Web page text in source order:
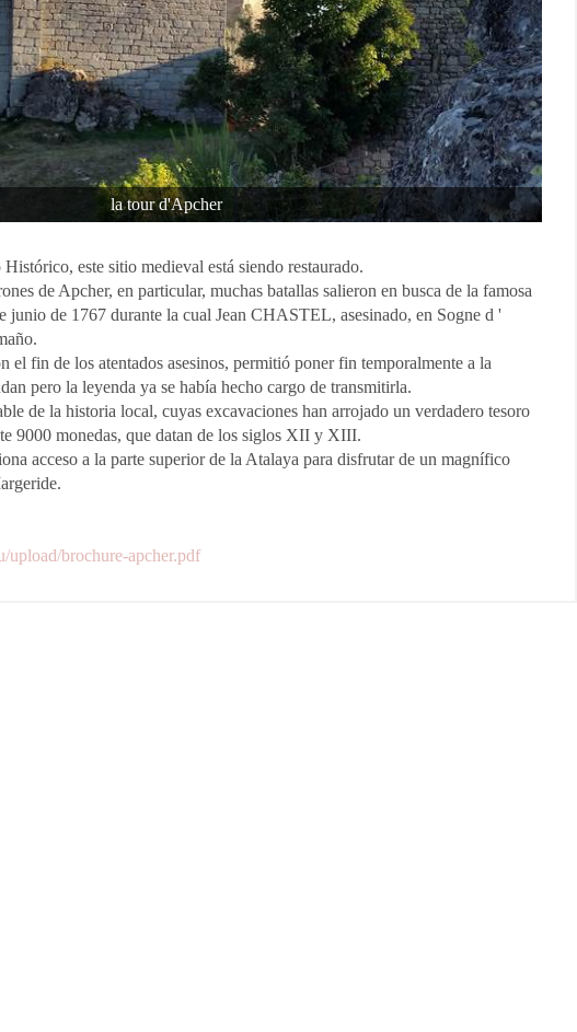
la tour d'Apcher
este sitio medieval está siendo restaurado.
de Apcher, en particular, muchas batallas salieron en busca de la famosa
junio de 1767 durante la cual Jean CHASTEL, asesinado, en Sogne d '
el fin de los atentados asesinos, permitió poner fin temporalmente a la
pero la leyenda ya se había hecho cargo de transmitirla.
de la historia local, cuyas excavaciones han arrojado un verdadero tesoro
9000 monedas, que datan de los siglos XII y XIII.
acceso a la parte superior de la Atalaya para disfrutar de un magnífico
upload/brochure-apcher.pdf